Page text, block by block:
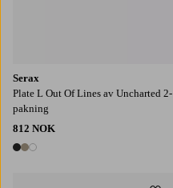
Serax
Plate L Out Of Lines av Uncharted 2-
pakning
812 NOK
3 farger